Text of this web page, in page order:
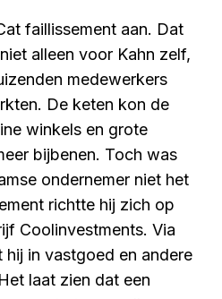
faillissement aan. Dat
alleen voor Kahn zelf,
medewerkers
De keten kon de
winkels en grote
bijbenen. Toch was
ondernemer niet het
richtte hij zich op
Coolinvestments. Via
in vastgoed en andere
laat zien dat een